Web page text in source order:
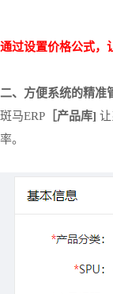
通过设置价格公式，
二、 方便系统的精准
斑马ERP ［产品库]
率。